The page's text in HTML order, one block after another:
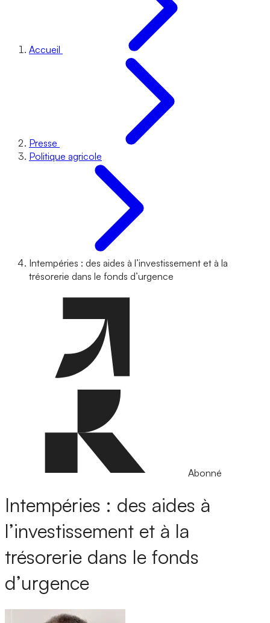
Accueil
Presse
Politique agricole
Intempéries : des aides à l’investissement et à la
trésorerie dans le fonds d’urgence
Abonné
Intempéries : des aides à
l’investissement et à la
trésorerie dans le fonds
d’urgence